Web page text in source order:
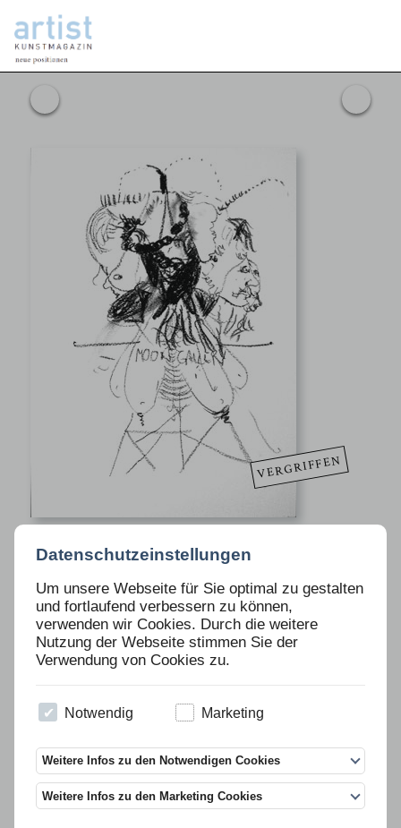
Datenschutzeinstellungen
Um unsere Webseite für Sie optimal zu gestalten
und fortlaufend verbessern zu können,
verwenden wir Cookies. Durch die weitere
Nutzung der Webseite stimmen Sie der
Verwendung von Cookies zu.
Notwendig Marketing
Weitere Infos zu den Notwendigen Cookies
Weitere Infos zu den Marketing Cookies
VERGRIFFEN
MICHAEL BAUER
Beschreibung
» o.T. « (Unikate)